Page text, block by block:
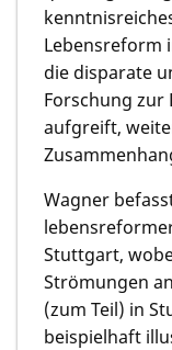
Lebensreform
die disparate
Forschung zur
aufgreift,
Wagner
Stuttgart,
Strömungen
(zum Teil) in
beispielhaft